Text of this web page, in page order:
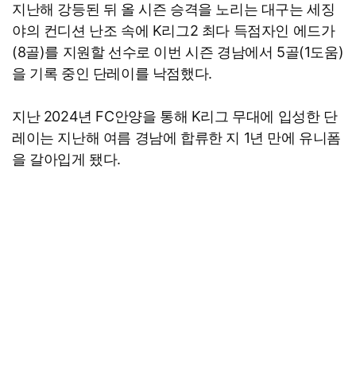
지난해 강등된 뒤 올 시즌 승격을 노리는 대구는 세징
야의 컨디션 난조 속에 K리그2 최다 득점자인 에드가
(8골)를 지원할 선수로 이번 시즌 경남에서 5골(1도움)
을 기록 중인 단레이를 낙점했다.
지난 2024년 FC안양을 통해 K리그 무대에 입성한 단
레이는 지난해 여름 경남에 합류한 지 1년 만에 유니폼
을 갈아입게 됐다.